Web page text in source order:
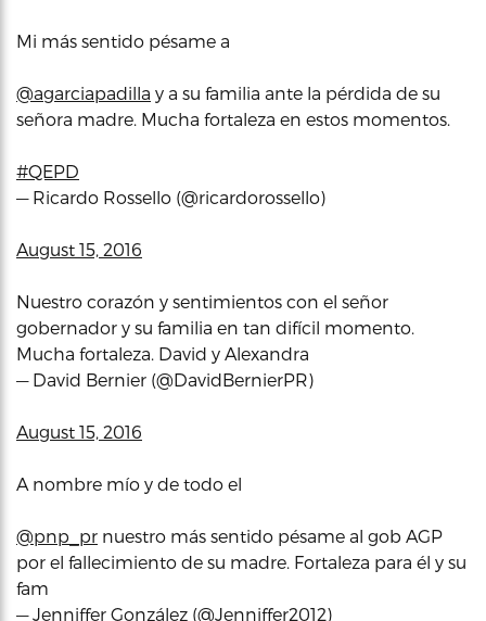
Mi más sentido pésame a
@agarciapadilla y a su familia ante la pérdida de su
señora madre. Mucha fortaleza en estos momentos.
#QEPD
— Ricardo Rossello (@ricardorossello)
August 15, 2016
Nuestro corazón y sentimientos con el señor
gobernador y su familia en tan difícil momento.
Mucha fortaleza. David y Alexandra
— David Bernier (@DavidBernierPR)
August 15, 2016
A nombre mío y de todo el
@pnp_pr nuestro más sentido pésame al gob AGP
por el fallecimiento de su madre. Fortaleza para él y su
fam
— Jenniffer González (@Jenniffer2012)